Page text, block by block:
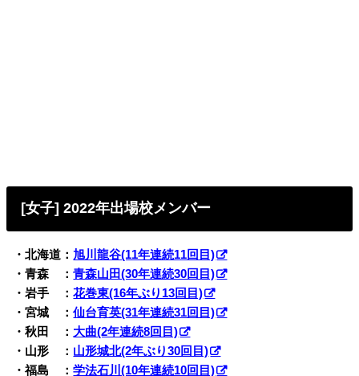
[女子] 2022年出場校メンバー
・北海道：旭川龍谷(11年連続11回目)
・青森 ：青森山田(30年連続30回目)
・岩手 ：花巻東(16年ぶり13回目)
・宮城 ：仙台育英(31年連続31回目)
・秋田 ： 大曲(2年連続8回目)
・山形 ： 山形城北(2年ぶり30回目)
・福島 ：学法石川(10年連続10回目)